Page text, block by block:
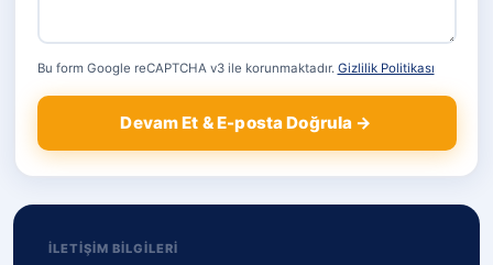
Bu form Google reCAPTCHA v3 ile korunmaktadır. Gizlilik Politikası
Devam Et & E-posta Doğrula →
İLETIŞIM BILGILERI